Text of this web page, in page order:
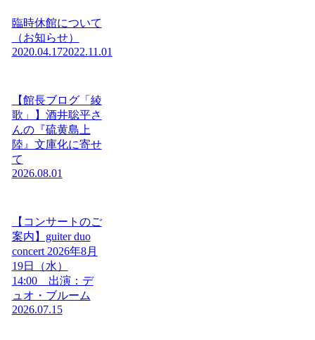
臨時休館について
（お知らせ）
2020.04.172022.11.01
【館長ブログ「綾
歌」】酒井聡平さ
んの『硫黄島上
陸』文庫化に寄せ
て
2026.08.01
【コンサートのご
案内】guiter duo
concert 2026年8月
19日（水）
14:00 出演：デ
ュオ・ブルーム
2026.07.15